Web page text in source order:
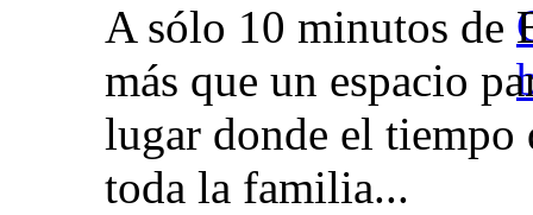
A sólo 10 minutos de
más que un espacio
lugar donde el tiempo
toda la familia...